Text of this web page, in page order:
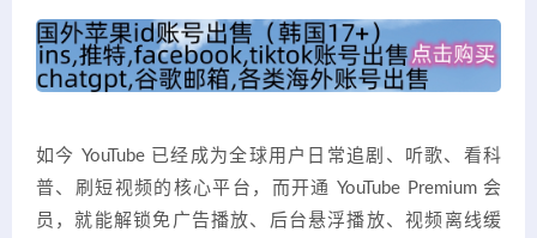
如今 YouTube 已经成为全球用户日常追剧、听歌、看科
普、刷短视频的核心平台，而开通 YouTube Premium 会
员，就能解锁免广告播放、后台悬浮播放、视频离线缓